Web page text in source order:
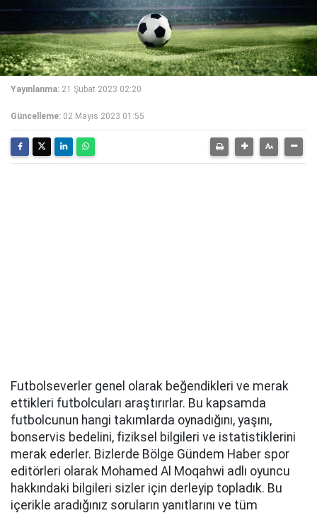
Yayınlanma: 21 Şubat 2023 02:20
Güncelleme: 02 Mayıs 2023 01:55
Futbolseverler genel olarak beğendikleri ve merak
ettikleri futbolcuları araştırırlar. Bu kapsamda
futbolcunun hangi takımlarda oynadığını, yaşını,
bonservis bedelini, fiziksel bilgileri ve istatistiklerini
merak ederler. Bizlerde Bölge Gündem Haber spor
editörleri olarak Mohamed Al Moqahwi adlı oyuncu
hakkındaki bilgileri sizler için derleyip topladık. Bu
içerikle aradığınız soruların yanıtlarını ve tüm